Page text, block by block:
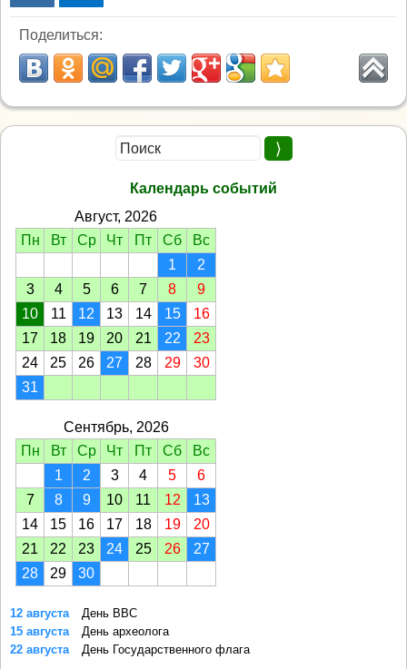
Поделиться:
Календарь событий
Август, 2026
Пн
Вт Ср Чт Пт Сб
Вс
1
2
3
4 5 6 7 8
9
10
11 12 13 14 15
16
17
18 19 20 21 22
23
24
25 26 27 28 29
30
31
Сентябрь, 2026
Пн
Вт Ср Чт Пт Сб
Вс
1
2 3 4 5
6
7
8 9 10 11 12
13
14
15 16 17 18 19
20
21
22 23 24 25 26
27
28
29 30
12 августа
День ВВС
15 августа
День археолога
22 августа
День Государственного флага